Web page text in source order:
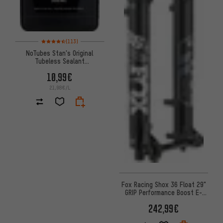
Bewertungen: 4,5 von 5 basierend auf 113 Bewertungen
(113)
NoTubes Stan's Original
Tubeless Sealant
10,99€
21,98€/L
Fox Racing Shox 36 Float 29"
GRIP Performance Boost E-
Werkstatt
242,99€